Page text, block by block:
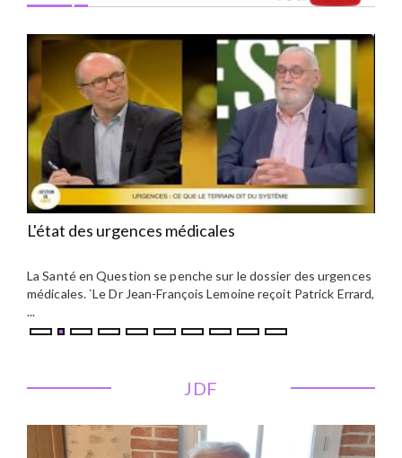
L'état des urgences médicales
La Santé en Question se penche sur le dossier des urgences
médicales. `Le Dr Jean-François Lemoine reçoit Patrick Errard,
...
JDF